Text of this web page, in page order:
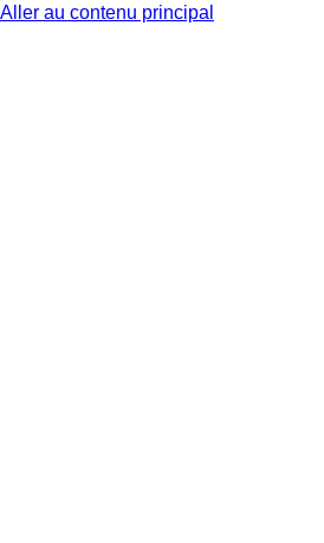
Aller au contenu principal